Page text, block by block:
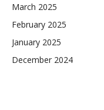
March 2025
February 2025
January 2025
December 2024